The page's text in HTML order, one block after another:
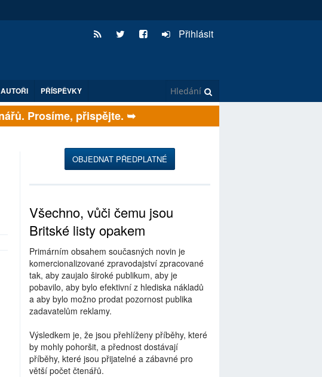
Přihlásit
AUTOŘI PŘÍSPĚVKY
Prosíme, přispějte. ➥
OBJEDNAT PŘEDPLATNÉ
Všechno, vůči čemu jsou
Britské listy opakem
Primárním obsahem současných novin je
komercionalizované zpravodajství zpracované
tak, aby zaujalo široké publikum, aby je
pobavilo, aby bylo efektivní z hlediska nákladů
a aby bylo možno prodat pozornost publika
zadavatelům reklamy.
Výsledkem je, že jsou přehlíženy příběhy, které
by mohly pohoršit, a přednost dostávají
příběhy, které jsou přijatelné a zábavné pro
větší počet čtenářů.